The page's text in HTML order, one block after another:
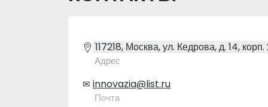
117218, Москва, ул. Кедрова, д. 14, корп.
Адрес
✉ innovazia@list.ru
Почта